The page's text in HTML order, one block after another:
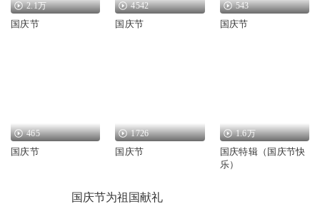
2.1万
国庆节
4542
国庆节
543
国庆节
465
国庆节
1726
国庆节
1.6万
国庆特辑（国庆节快
乐）
国庆节为祖国献礼